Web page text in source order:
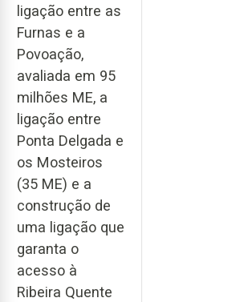
ligação entre as
Furnas e a
Povoação,
avaliada em 95
milhões ME, a
ligação entre
Ponta Delgada e
os Mosteiros
(35 ME) e a
construção de
uma ligação que
garanta o
acesso à
Ribeira Quente